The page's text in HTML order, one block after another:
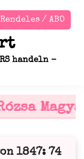
Rendeles / ABO
handeln -
1847: 74